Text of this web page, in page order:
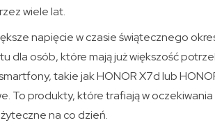
wiele lat.
napięcie w czasie świątecznego
dla osób, które mają już większość
takie jak HONOR X7d lub
To produkty, które trafiają w
na co dzień.